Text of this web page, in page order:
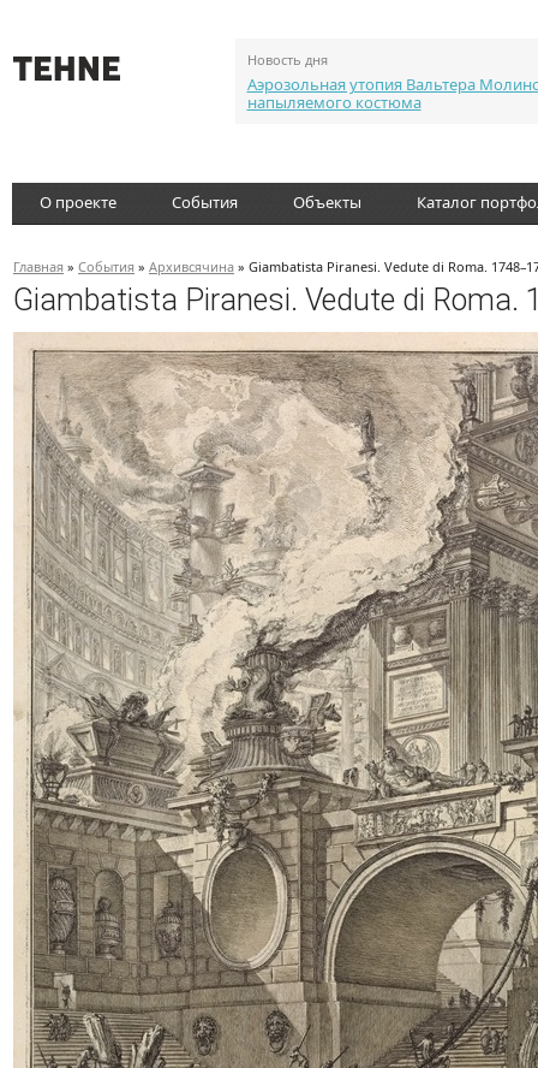
Новость дня
Аэрозольная утопия Вальтера
напыляемого костюма
О проекте События Объекты Каталог
Главная » События » Архивсячина » Giambatista Piranesi. Vedute di Roma.
Giambatista Piranesi. Vedute di Roma.